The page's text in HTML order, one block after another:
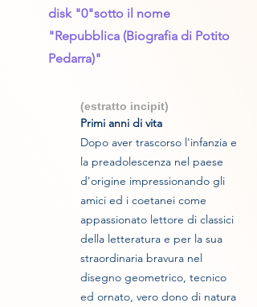
disk "0"sotto il nome
"Repubblica (Biografia di Potito
Pedarra)"
(estratto incipit)
Primi anni di vita
Dopo aver trascorso l'infanzia e
la preadolescenza nel paese
d'origine impressionando gli
amici ed i coetanei come
appassionato lettore di classici
della letteratura e per la sua
straordinaria bravura nel
disegno geometrico, tecnico
ed ornato, vero dono di natura